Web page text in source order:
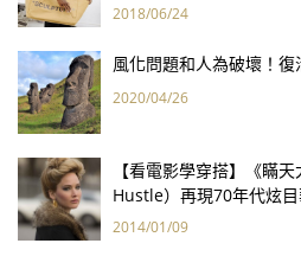
2018/06/24
風化問題和人為破壞！
2020/04/26
【看電影學穿搭】《瞞
Hustle）再現70年代炫
2014/01/09